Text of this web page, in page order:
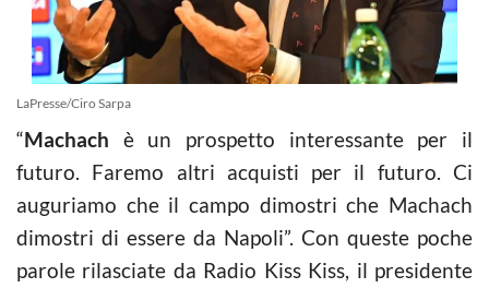
LaPresse/Ciro Sarpa
“Machach è un prospetto interessante per il
futuro. Faremo altri acquisti per il futuro. Ci
auguriamo che il campo dimostri che Machach
dimostri di essere da Napoli”. Con queste poche
parole rilasciate da Radio Kiss Kiss, il presidente